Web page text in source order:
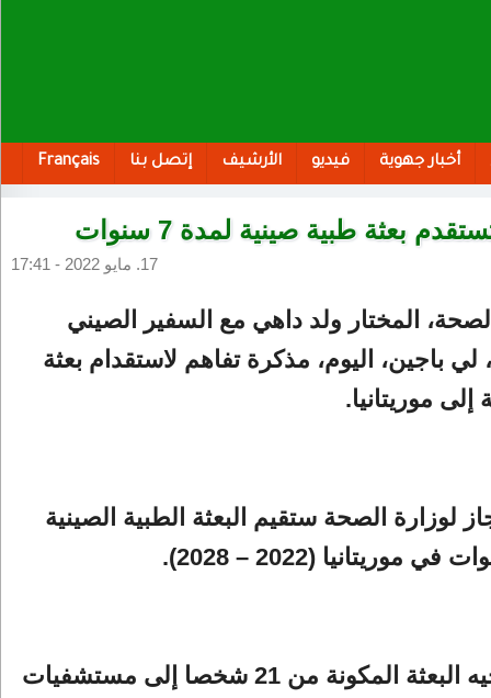
أخبار جهوية فيديو الأرشيف إتصل بنا Français
بعثة طبية صينية لمدة 7 سنوات
17. مايو 2022 - 17:41
المختار ولد داهي مع السفير الصيني
باجين، اليوم، مذكرة تفاهم لاستقدام بعثة
موريتانيا.
لوزارة الصحة ستقيم البعثة الطبية الصينية
وسيتم توجيه البعثة المكونة من 21 شخصا إلى مستشفيات